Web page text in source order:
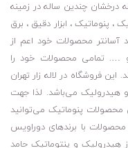
درخشان چندین ساله در زمینه
پنوماتیک ، ابزار دقیق ، برق
محصولات خود اعم از
و …. تمامی محصولات خود را
فروشگاه در لاله زار تهران
و هیدرولیک می‌باشد. لذا جهت
محصولات پنوماتیک می‌توانید
با برندهای دوراویس
هیدرولیک و پنتوماتیک حامد